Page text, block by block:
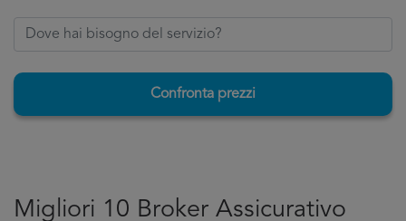
Confronta prezzi
Migliori 10 Broker Assicurativo